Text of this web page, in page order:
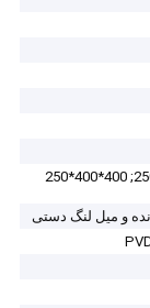
300*300*250; 300*400*250; 400*400*250